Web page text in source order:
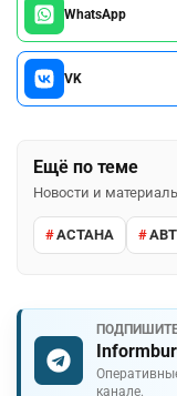
WhatsApp
VK
Ещё по теме
Новости и
АСТАНА
канале.